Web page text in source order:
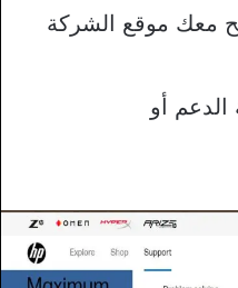
معك موقع الشركة
أو